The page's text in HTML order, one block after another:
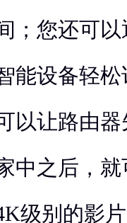
；您还可
能设备轻
以让路由
中之后，
级别的影